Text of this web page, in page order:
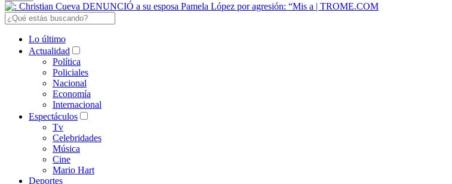
Lo último
Actualidad
Política
Policiales
Nacional
Economía
Internacional
Espectáculos
Tv
Celebridades
Música
Cine
Mario Hart
Deportes